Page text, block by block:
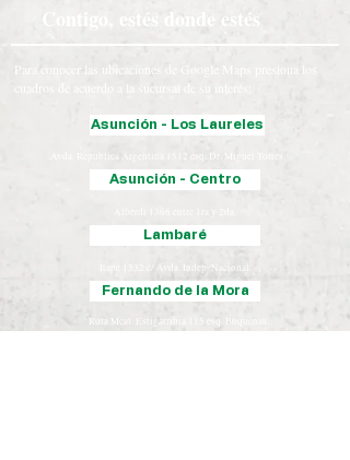
Contigo, estés donde estés
Para conocer las ubicaciones de Google Maps presiona los
cuadros de acuerdo a la sucursal de su interés:
Asunción - Los Laureles
Avda. República Argentina 1512 esq. Dr. Miguel Torres.
Asunción - Centro
Lambaré
Itape 1532 c/ Avda. Indep. Nacional.
Fernando de la Mora
Ruta Mcal. Estigarribia 115 esq. Boquerón.